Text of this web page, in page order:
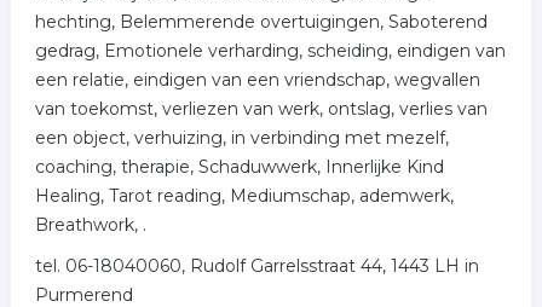
hechting, Belemmerende overtuigingen, Saboterend
gedrag, Emotionele verharding, scheiding, eindigen van
een relatie, eindigen van een vriendschap, wegvallen
van toekomst, verliezen van werk, ontslag, verlies van
een object, verhuizing, in verbinding met mezelf,
coaching, therapie, Schaduwwerk, Innerlijke Kind
Healing, Tarot reading, Mediumschap, ademwerk,
Breathwork, .
tel. 06-18040060, Rudolf Garrelsstraat 44, 1443 LH in
Purmerend